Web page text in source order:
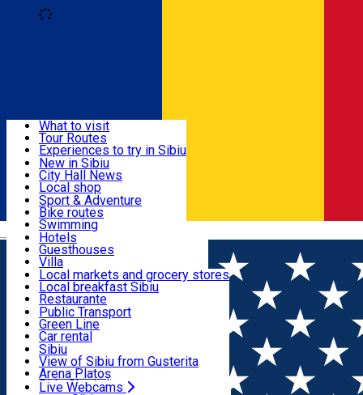
Română
Useful info
Activities & Adventure
Accommodation
Food, Drinks & Nightlife
Transport & Parking
Live Webcams
What to visit
Tour Routes
Experiences to try in Sibiu
Podcast
Culture
Museums
Churches
Parks, Zoo
County of Sibiu
New in Sibiu
City Hall News
Local shop
Sibiu artisans
Sibiul Verde
Public services
Education
How do I get to Sibiu
Tourist Info
Tour Guides
Guided tours
Publicații locale
Beauty salons
Sport & Adventure
Bike routes
Swimming
Riding
Indoor activities
Loc de joacă indoor
Loc de joacă outdoor
Ski
Ice skating
Yoga
Hotels
Guesthouses
Villa
Hostels
Motel
Camping
Renting rooms
Rooms for rent
Accommodation outside Sibiu
Local markets and grocery stores
Local breakfast Sibiu
Restaurante
Pizza
Fast Food
Coffee
Sweets
Pub, Bar
Night clubs
Bakeries
Public Transport
Green Line
Car rental
Rent a bike
Scooter rentals
Taxi
Ride Sharing
Sibiu
View of Sibiu from Gusterita
Arena Platoș
Live Webcams